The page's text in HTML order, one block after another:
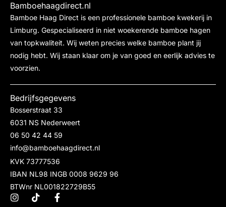
Bamboehaagdirect.nl
Bamboe Haag Direct is een professionele bamboe kwekerij in
Limburg. Gespecialiseerd in niet woekerende bamboe hagen
van topkwaliteit. Wij weten precies welke bamboe plant jij
nodig hebt. Wij staan klaar om je van goed en eerlijk advies te
voorzien.
Bedrijfsgegevens
Bosserstraat 33
6031 NS Nederweert
06 50 42 44 59
info@bamboehaagdirect.nl
KVK 73777536
IBAN NL98 INGB 0008 9629 96
BTWnr NL001822729B55